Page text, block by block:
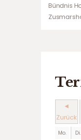
Bündnis
◄
Zurück
Mo. Di.